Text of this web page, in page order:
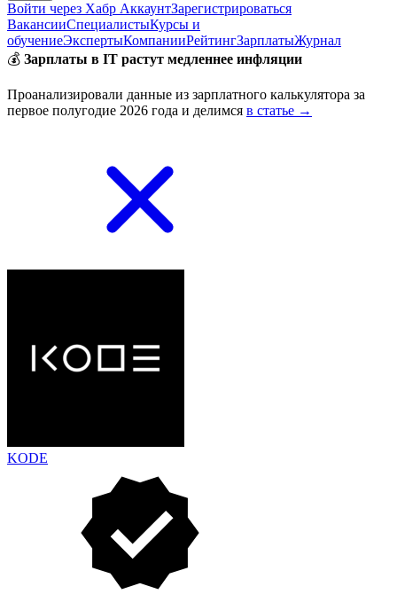
Войти через Хабр АккаунтЗарегистрироваться
ВакансииСпециалистыКурсы и
обучениеЭкспертыКомпанииРейтингЗарплатыЖурнал
💰 Зарплаты в IT растут медленнее инфляции
Проанализировали данные из зарплатного калькулятора за
первое полугодие 2026 года и делимся в статье →
KODE